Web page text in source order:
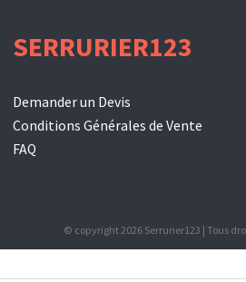
SERRURIER123
Demander un Devis
Conditions Générales de Vente
FAQ
© copyright 2026 Serrurier123 | Tous